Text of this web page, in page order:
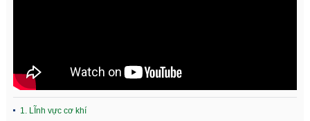
1. LĨnh vực cơ khí